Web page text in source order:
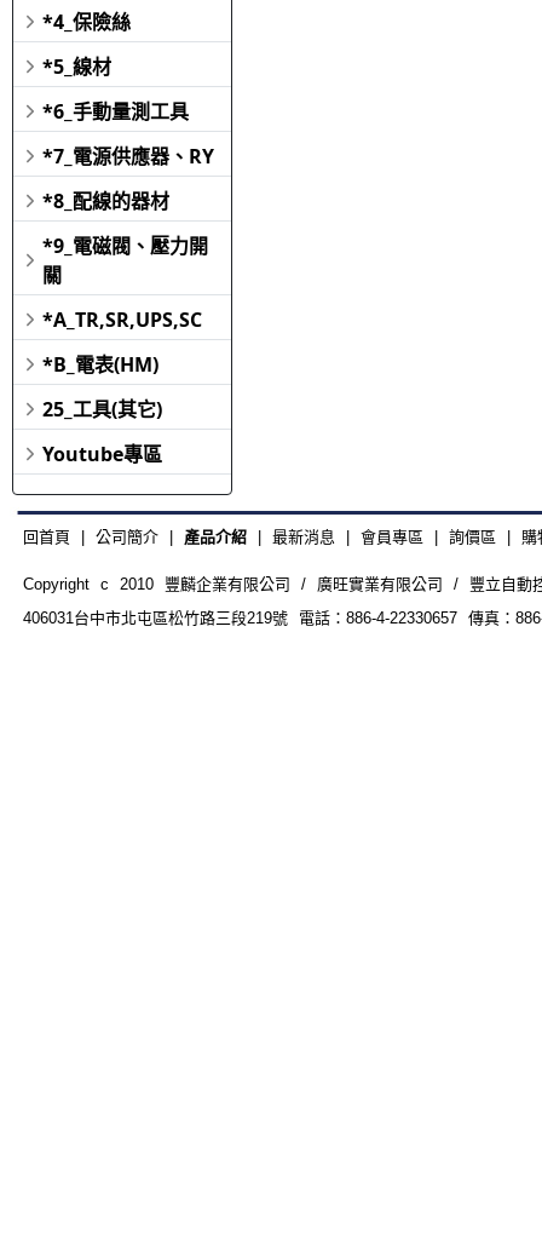
*4_保險絲
*5_線材
*6_手動量測工具
*7_電源供應器、RY
*8_配線的器材
*9_電磁閥、壓力開
關
*A_TR,SR,UPS,SC
*B_電表(HM)
25_工具(其它)
Youtube專區
回首頁 公司簡介| 產品介紹| 最新消息 會員專區 詢價區 購
Copyright c 2010 豐麟企業有限公司 / 廣旺實業有限公司 / 豐立自動
406031台中市北屯區松竹路三段219號 電話：886-4-22330657 傳真：